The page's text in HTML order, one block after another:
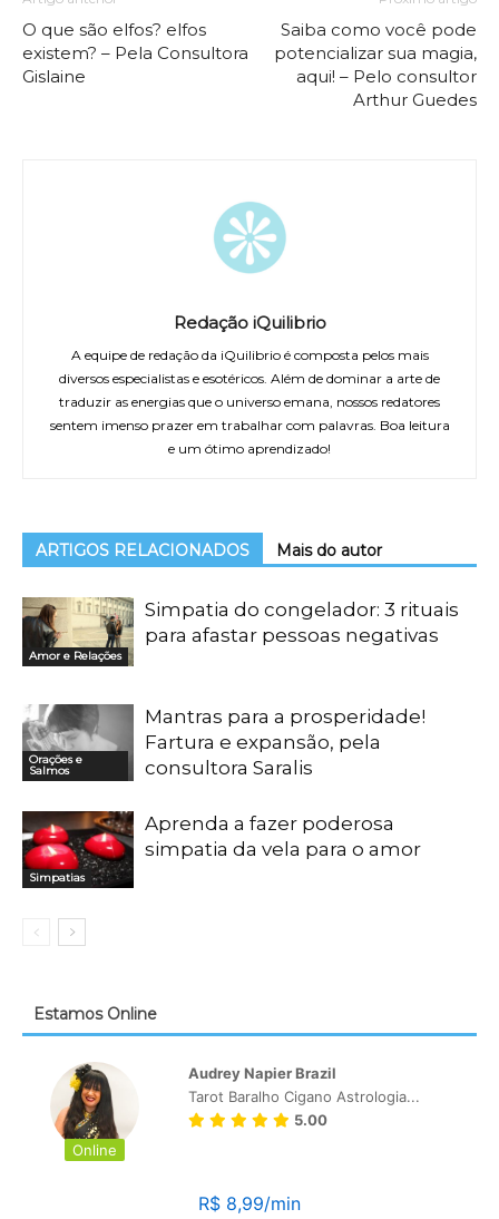
O que são elfos? elfos
existem? – Pela Consultora
Gislaine
Saiba como você pode
potencializar sua magia,
aqui! – Pelo consultor
Arthur Guedes
Redação iQuilibrio
A equipe de redação da iQuilibrio é composta pelos mais
diversos especialistas e esotéricos. Além de dominar a arte de
traduzir as energias que o universo emana, nossos redatores
sentem imenso prazer em trabalhar com palavras. Boa leitura
e um ótimo aprendizado!
ARTIGOS RELACIONADOS Mais do autor
Amor e Relações
Simpatia do congelador: 3 rituais
para afastar pessoas negativas
Orações e
Salmos
Mantras para a prosperidade!
Fartura e expansão, pela
consultora Saralis
Simpatias
Aprenda a fazer poderosa
simpatia da vela para o amor
Estamos Online